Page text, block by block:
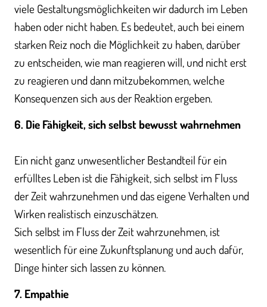
viele Gestaltungsmöglichkeiten wir dadurch im Leben
haben oder nicht haben. Es bedeutet, auch bei einem
starken Reiz noch die Möglichkeit zu haben, darüber
zu entscheiden, wie man reagieren will, und nicht erst
zu reagieren und dann mitzubekommen, welche
Konsequenzen sich aus der Reaktion ergeben.
6. Die Fähigkeit, sich selbst bewusst wahrnehmen
Ein nicht ganz unwesentlicher Bestandteil für ein
erfülltes Leben ist die Fähigkeit, sich selbst im Fluss
der Zeit wahrzunehmen und das eigene Verhalten und
Wirken realistisch einzuschätzen.
Sich selbst im Fluss der Zeit wahrzunehmen, ist
wesentlich für eine Zukunftsplanung und auch dafür,
Dinge hinter sich lassen zu können.
7. Empathie